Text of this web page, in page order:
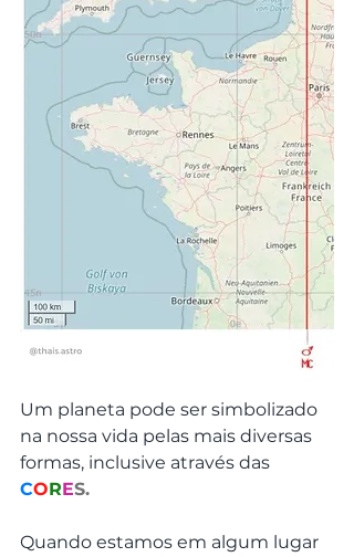
Um planeta pode ser simbolizado
na nossa vida pelas mais diversas
formas, inclusive através das
CORES.
Quando estamos em algum lugar